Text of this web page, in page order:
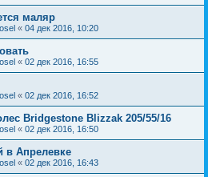
маляр
« 04 дек 2016, 10:20
« 02 дек 2016, 16:55
« 02 дек 2016, 16:52
Bridgestone Blizzak 205/55/16
« 02 дек 2016, 16:50
в Апрелевке
« 02 дек 2016, 16:43